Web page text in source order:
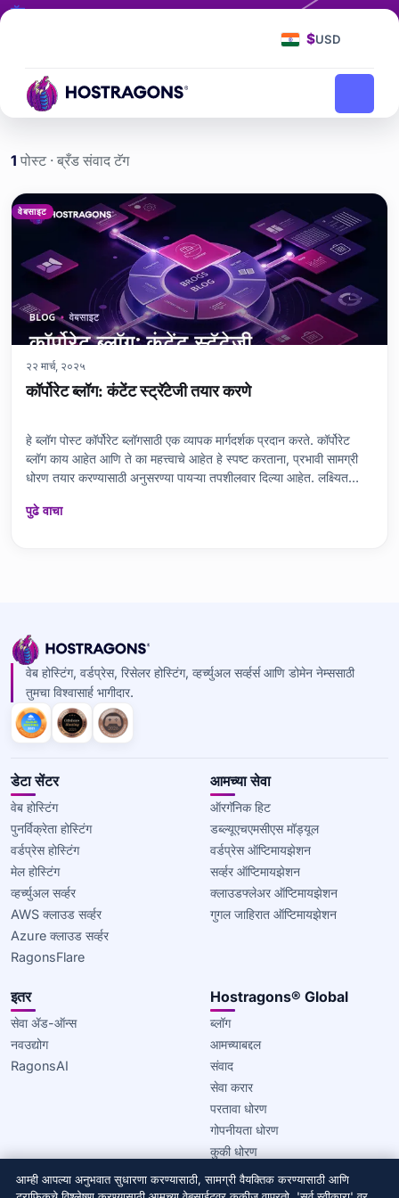
$USD
टॅग
मुख्यपृष्ठ ब्लॉग ब्रँड संवाद
1 पोस्ट · ब्रँड संवाद टॅग
ब्रँड संवाद etiketi yazıları
वेबसाइट
२२ मार्च, २०२५
कॉर्पोरेट ब्लॉग: कंटेंट स्ट्रॅटेजी तयार करणे
हे ब्लॉग पोस्ट कॉर्पोरेट ब्लॉगसाठी एक व्यापक मार्गदर्शक प्रदान करते. कॉर्पोरेट
ब्लॉग काय आहेत आणि ते का महत्त्वाचे आहेत हे स्पष्ट करताना, प्रभावी सामग्री
धोरण तयार करण्यासाठी अनुसरण्या पायऱ्या तपशीलवार दिल्या आहेत. लक्ष्यित
महत्त्व आणि SEO-सुसंगत
पुढे वाचा
वेब होस्टिंग, वर्डप्रेस, रिसेलर होस्टिंग, व्हर्च्युअल सर्व्हर्स आणि डोमेन नेम्ससाठी
तुमचा विश्वासार्ह भागीदार.
डेटा सेंटर
वेब होस्टिंग
पुनर्विक्रेता होस्टिंग
वर्डप्रेस होस्टिंग
मेल होस्टिंग
व्हर्च्युअल सर्व्हर
AWS क्लाउड सर्व्हर
Azure क्लाउड सर्व्हर
RagonsFlare
आमच्या सेवा
ऑरगॅनिक हिट
डब्ल्यूएचएमसीएस मॉड्यूल
वर्डप्रेस ऑप्टिमायझेशन
सर्व्हर ऑप्टिमायझेशन
क्लाउडफ्लेअर ऑप्टिमायझेशन
गुगल जाहिरात ऑप्टिमायझेशन
इतर
सेवा ॲड-ऑन्स
नवउद्योग
RagonsAI
Hostragons® Global
ब्लॉग
आमच्याबद्दल
संवाद
सेवा करार
परतावा धोरण
गोपनीयता धोरण
कुकी धोरण
© 2020–2026 Hostragons® Global — Draconis Infrastructure,
आम्ही आपल्या अनुभवात सुधारणा करण्यासाठी, सामग्री वैयक्तिक करण्यासाठी आणि